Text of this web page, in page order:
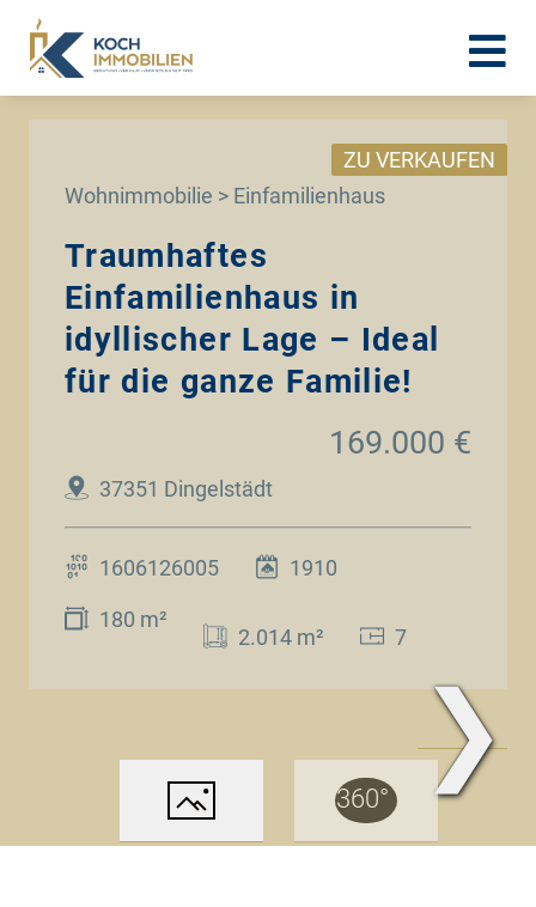
Wohnimmobilie > Einfamilienhaus
ZU VERKAUFEN
Traumhaftes
Einfamilienhaus in
idyllischer Lage – Ideal
für die ganze Familie!
37351 Dingelstädt
169.000 €
1606126005 1910
180 m²
2.014 m² 7
❯